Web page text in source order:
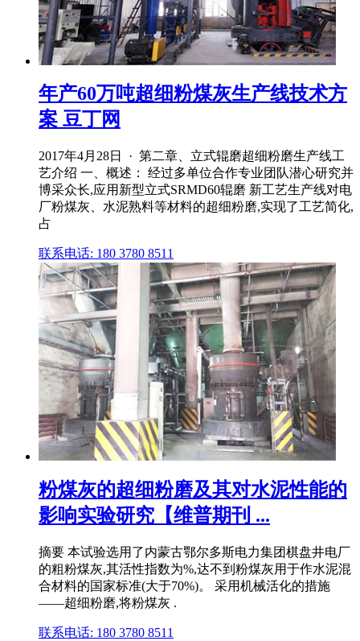
年产60万吨超细粉煤灰生产线技术方
案 豆丁网
2017年4月28日 · 第二章、立式辊磨超细粉磨生产线工
艺介绍 一、概述： 经过多单位合作专业团队潜心研究并
博采众长,应用新型立式SRMD60辊磨 新工艺生产线对电
厂粉煤灰、水泥熟料等材料的超细粉磨,实现了工艺简化,
占
联系电话: 180 3780 8511
粉煤灰的超细粉磨及其对水泥性能的
影响实验研究【维普期刊 ...
摘要 本试验选用了内蒙古鄂尔多斯电力集团棋盘井电厂
的粗粉煤灰,其活性指数为%,达不到粉煤灰用于作水泥混
合材料的国家标准(大于70%)。 采用机械活化的措施
——超细粉磨,将粉煤灰 .
联系电话: 180 3780 8511